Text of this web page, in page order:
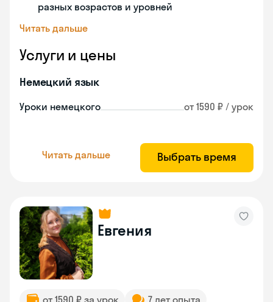
разных возрастов и уровней
Читать дальше
Услуги и цены
Немецкий язык
Уроки немецкого от 1590 ₽ / урок
Читать дальше Выбрать время
Евгения
от 1590 ₽ за урок 7 лет опыта